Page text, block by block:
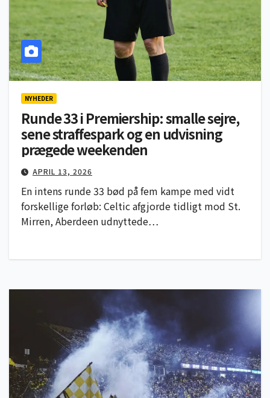
NYHEDER
Runde 33 i Premiership: smalle sejre,
sene straffespark og en udvisning
prægede weekenden
APRIL 13, 2026
En intens runde 33 bød på fem kampe med vidt
forskellige forløb: Celtic afgjorde tidligt mod St.
Mirren, Aberdeen udnyttede…